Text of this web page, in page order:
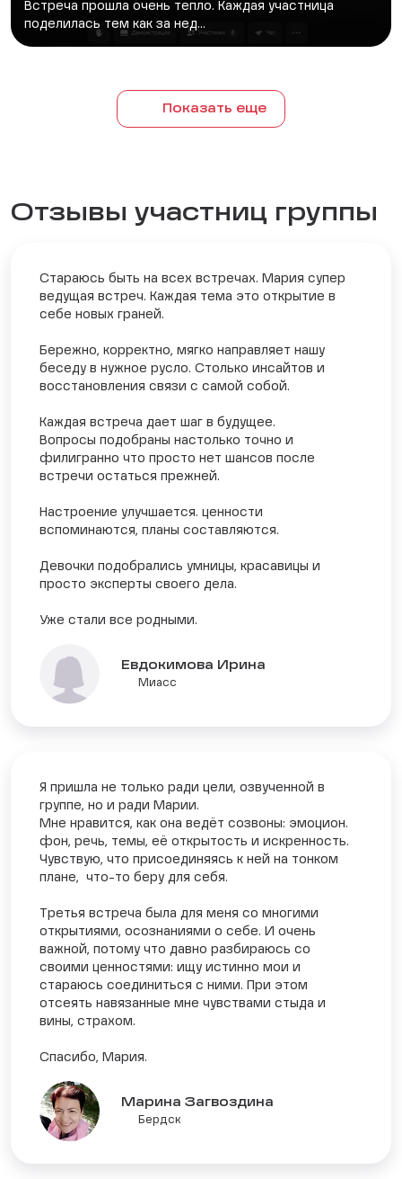
Встреча прошла очень тепло. Каждая участница
поделилась тем как за нед...
Показать еще
Отзывы участниц группы
Стараюсь быть на всех встречах. Мария супер
ведущая встреч. Каждая тема это открытие в
себе новых граней.
Бережно, корректно, мягко направляет нашу
беседу в нужное русло. Столько инсайтов и
восстановления связи с самой собой.
Каждая встреча дает шаг в будущее.
Вопросы подобраны настолько точно и
филигранно что просто нет шансов после
встречи остаться прежней.
Настроение улучшается. ценности
вспоминаются, планы составляются.
Девочки подобрались умницы, красавицы и
просто эксперты своего дела.
Уже стали все родными.
Евдокимова Ирина
Миасс
Я пришла не только ради цели, озвученной в
группе, но и ради Марии.
Мне нравится, как она ведёт созвоны: эмоцион.
фон, речь, темы, её открытость и искренность.
Чувствую, что присоединяясь к ней на тонком
плане, что-то беру для себя.
Третья встреча была для меня со многими
открытиями, осознаниями о себе. И очень
важной, потому что давно разбираюсь со
своими ценностями: ищу истинно мои и
стараюсь соединиться с ними. При этом
отсеять навязанные мне чувствами стыда и
вины, страхом.
Спасибо, Мария.
Марина Загвоздина
Бердск